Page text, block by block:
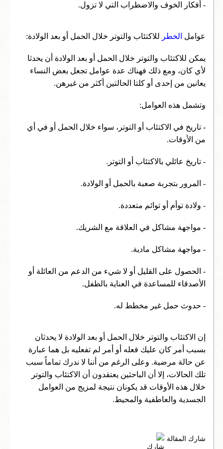
- أفكار الخوف والاضطراب التي لا تزول.
عوامل الخطر للاكتئاب والتوتر خلال الحمل أو بعد الولادة:
يمكن للاكتئاب والتوتر خلال الحمل أو بعد الولادة أن يحدثا
لأي كان، ومع ذلك فهناك عدة عوامل تجعل بعض النساء
يعانين من إحدى أو كلتا الحالتين أكثر من غيرهن.
وتشمل هذه العوامل:
- تاريخ في الاكتئاب أو التوتر، سواء خلال الحمل أو في أي
من الأوقات.
- تاريخ عائلي بالاكتئاب أو التوتر.
- المرور بتجربة صعبة بالحمل أو الولادة.
- ولادة توأم أو توائم متعددة.
- مواجهة مشاكل في العلاقة مع الشريك.
- مواجهة مشاكل مادية.
- الحصول على القليل أو لا شيء من الدعم من العائلة أو
الأصدقاء للمساعدة في العناية بالطفل.
- حدوث حمل غير مخطط له.
إن الاكتئاب والتوتر خلال الحمل أو بعد الولادة لا يحدثان
بسبب أمر كان عليك فعله أو أمر لم تفعليه بل هما عبارة
عن حالة مرضية. وعلى الرغم من أننا لا ندرك تماماً سبب
تلك الحالات، إلا أن الباحثين يعتقدون أن الاكتئاب والتوتر
خلال هذه الأوقات قد يكونان نتيجة لمزيج من العوامل
الجسدية والعاطفية والمحيط.
شارك المقالة